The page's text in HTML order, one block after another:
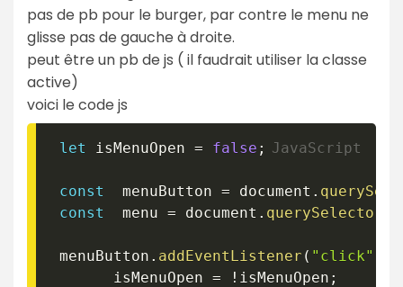
pas de pb pour le burger, par contre le menu ne
glisse pas de gauche à droite.
peut être un pb de js ( il faudrait utiliser la classe
active)
voici le code js
let isMenuOpen = false ;
const
  menuButton
= document .
const
  menu
= document . querySelector
menuButton . addEventListener ( "click"
       isMenuOpen
= ! isMenuOpen ;